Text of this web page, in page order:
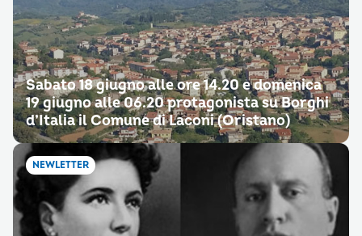
Sabato 18 giugno alle ore 14.20 e domenica
19 giugno alle 06.20 protagonista su Borghi
d’Italia il Comune di Laconi (Oristano)
NEWLETTER